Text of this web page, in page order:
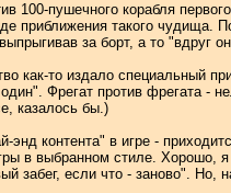
100-пушечного корабля
приближения такого чудища.
за борт, а то "вдруг
как-то издало специальный
Фрегат против фрегата -
казалось бы.)
энд контента" в игре -
в выбранном стиле. Хорошо,
забег, если что - заново". Но,